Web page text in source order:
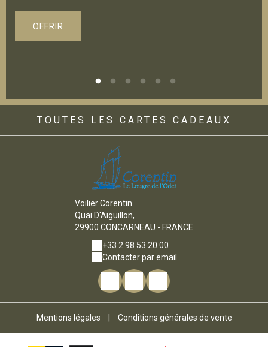
OFFRIR
TOUTES LES CARTES CADEAUX
Voilier Corentin
Quai D'Aiguillon,
29900 CONCARNEAU - FRANCE
+33 2 98 53 20 00
Contacter par email
Mentions légales | Conditions générales de vente